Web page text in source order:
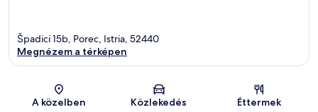
Térkép
Špadici 15b, Porec, Istria, 52440
Megnézem a térképen
A közelben Közlekedés Éttermek